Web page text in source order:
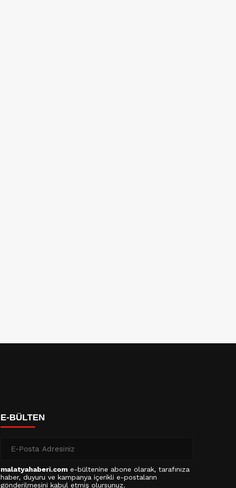
E-BÜLTEN
malatyahaberi.com e-bültenine abone olarak, tarafınıza
haber, duyuru ve kampanya içerikli e-postaların
gönderilmesini kabul etmiş olursunuz.